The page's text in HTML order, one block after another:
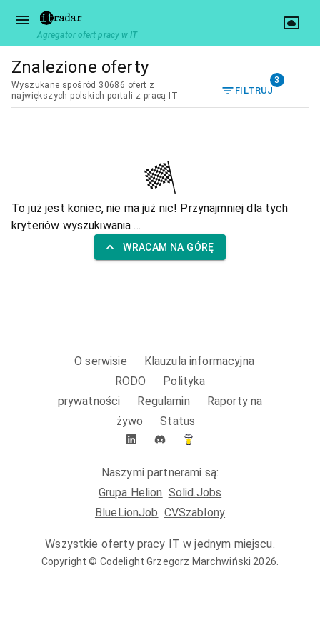
Agregator ofert pracy w IT
Znalezione oferty
Wyszukane spośród 30686 ofert z
największych polskich portali z pracą IT
FILTRUJ
3
To już jest koniec, nie ma już nic! Przynajmniej dla tych
kryteriów wyszukiwania ...
WRACAM NA GÓRĘ
O serwisie
Klauzula informacyjna
RODO
Polityka
prywatności
Regulamin
Raporty na
żywo
Status
Naszymi partnerami są:
Grupa Helion Solid.Jobs
BlueLionJob CVSzablony
Wszystkie oferty pracy IT w jednym miejscu.
Copyright © Codelight Grzegorz Marchwiński 2026